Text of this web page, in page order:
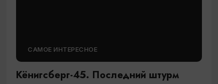
САМОЕ ИНТЕРЕСНОЕ
Кёнигсберг-45. Последний штурм